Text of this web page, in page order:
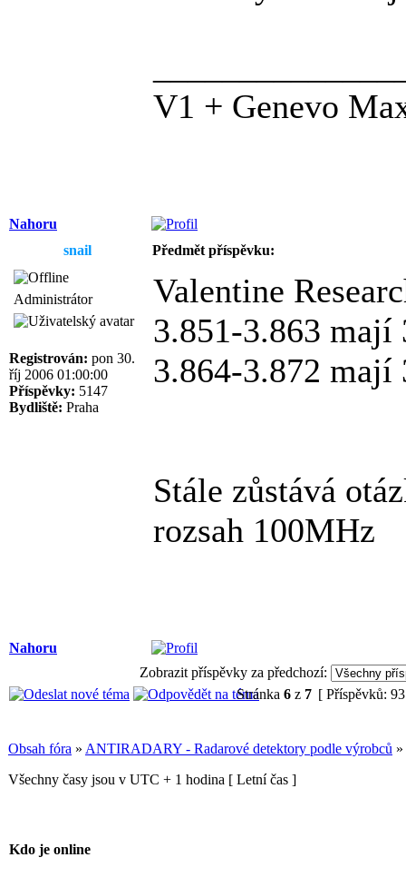
V1 + Genevo
Nahoru
snail
Předmět příspěvku:
Administrátor
Registrován: pon 30.
říj 2006 01:00:00
Příspěvky: 5147
Bydliště: Praha
Valentine
3.851-3.863
3.864-3.872
Stále zůstává
rozsah 100MHz
Nahoru
Zobrazit příspěvky za předchozí:
Stránka 6 z 7 [ Příspěvků:
Obsah fóra » ANTIRADARY - Radarové detektory podle výrobců »
Všechny časy jsou v UTC + 1 hodina [ Letní čas ]
Kdo je online